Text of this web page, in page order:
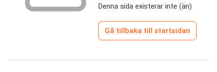
Denna sida existerar inte (än)
Gå tillbaka till startsidan